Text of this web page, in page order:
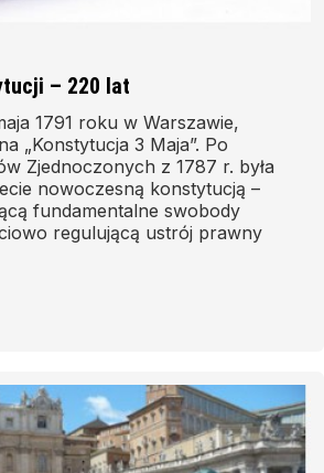
– 220 lat
1791 roku w Warszawie,
„Konstytucja 3 Maja”. Po
Zjednoczonych z 1787 r. była
nowoczesną konstytucją –
fundamentalne swobody
regulującą ustrój prawny